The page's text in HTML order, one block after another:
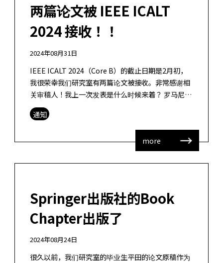
两篇论文被 IEEE ICALT
2024 接收！！
2024年08月31日
IEEE ICALT 2024（Core B）的截止日期是2月初，
我很荣幸我们研究室有两篇论文被接收。非常感谢相
关审稿人！我上一次发表是什么时候来着？ 罗马尼亚
会议之后？ 真的很久远了。 Yamada, M., Geng […]
通知
more
Springer出版社的Book
Chapter出版了
2024年08月24日
很久以前，我们研究室的毕业生平田的论文原稿作为